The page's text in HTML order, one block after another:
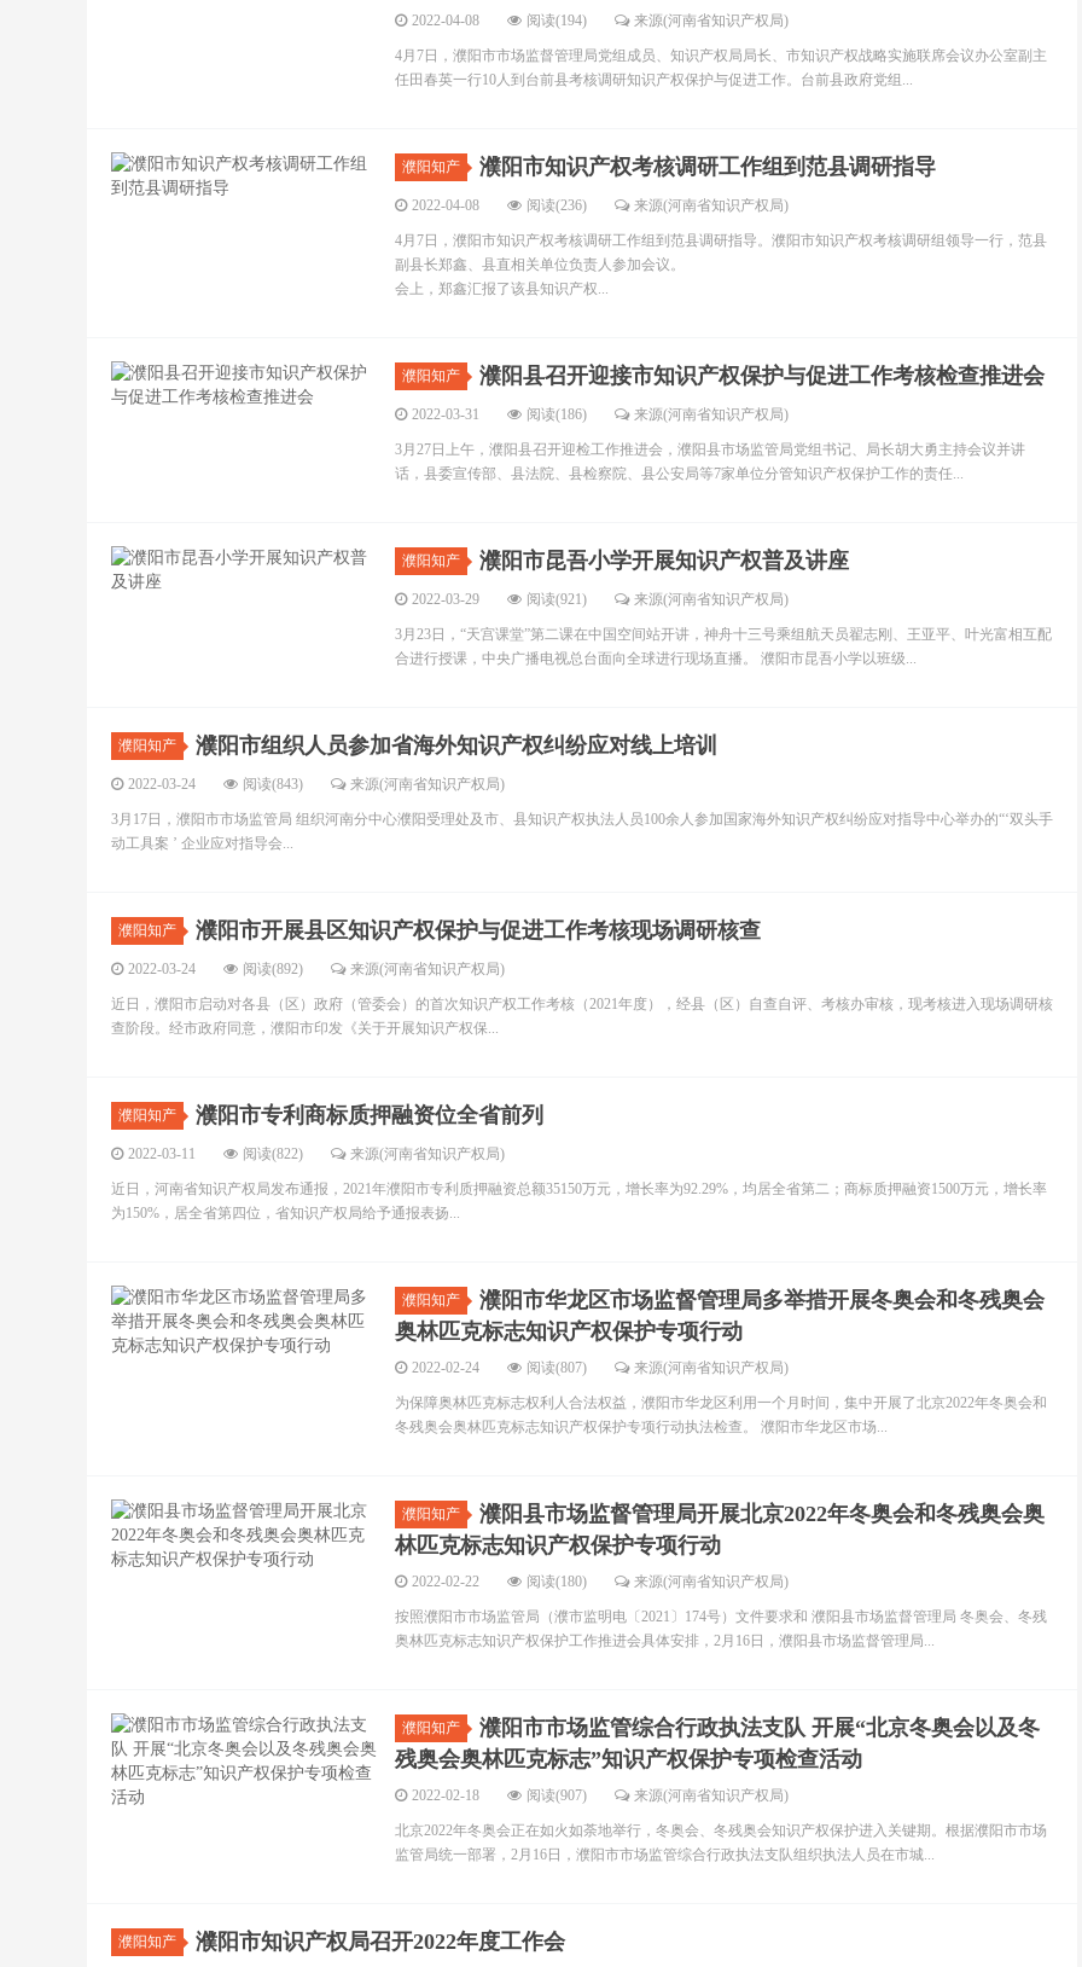
2022-04-08 阅读(194) 来源(河南省知识产权局)
4月7日，濮阳市市场监督管理局党组成员、知识产权局局长、市知识产权战略实施联席会议办公室副主
任田春英一行10人到台前县考核调研知识产权保护与促进工作。台前县政府党组...
濮阳知产 濮阳市知识产权考核调研工作组到范县调研指导
2022-04-08 阅读(236) 来源(河南省知识产权局)
4月7日，濮阳市知识产权考核调研工作组到范县调研指导。濮阳市知识产权考核调研组领导一行，范县
副县长郑鑫、县直相关单位负责人参加会议。
会上，郑鑫汇报了该县知识产权...
濮阳知产 濮阳县召开迎接市知识产权保护与促进工作考核检查推进会
2022-03-31 阅读(186) 来源(河南省知识产权局)
3月27日上午，濮阳县召开迎检工作推进会，濮阳县市场监管局党组书记、局长胡大勇主持会议并讲
话，县委宣传部、县法院、县检察院、县公安局等7家单位分管知识产权保护工作的责任...
濮阳知产 濮阳市昆吾小学开展知识产权普及讲座
2022-03-29 阅读(921) 来源(河南省知识产权局)
3月23日，“天宫课堂”第二课在中国空间站开讲，神舟十三号乘组航天员翟志刚、王亚平、叶光富相互配
合进行授课，中央广播电视总台面向全球进行现场直播。 濮阳市昆吾小学以班级...
濮阳知产 濮阳市组织人员参加省海外知识产权纠纷应对线上培训
2022-03-24 阅读(843) 来源(河南省知识产权局)
3月17日，濮阳市市场监管局 组织河南分中心濮阳受理处及市、县知识产权执法人员100余人参加国家海外知识产权纠纷应对指导中心举办的“‘双头手
动工具案 ’ 企业应对指导会...
濮阳知产 濮阳市开展县区知识产权保护与促进工作考核现场调研核查
2022-03-24 阅读(892) 来源(河南省知识产权局)
近日，濮阳市启动对各县（区）政府（管委会）的首次知识产权工作考核（2021年度），经县（区）自查自评、考核办审核，现考核进入现场调研核
查阶段。经市政府同意，濮阳市印发《关于开展知识产权保...
濮阳知产 濮阳市专利商标质押融资位全省前列
2022-03-11 阅读(822) 来源(河南省知识产权局)
近日，河南省知识产权局发布通报，2021年濮阳市专利质押融资总额35150万元，增长率为92.29%，均居全省第二；商标质押融资1500万元，增长率
为150%，居全省第四位，省知识产权局给予通报表扬...
濮阳知产
濮阳市华龙区市场监督管理局多举措开展冬奥会和冬残奥会
奥林匹克标志知识产权保护专项行动
2022-02-24 阅读(807) 来源(河南省知识产权局)
为保障奥林匹克标志权利人合法权益，濮阳市华龙区利用一个月时间，集中开展了北京2022年冬奥会和
冬残奥会奥林匹克标志知识产权保护专项行动执法检查。 濮阳市华龙区市场...
濮阳知产
濮阳县市场监督管理局开展北京2022年冬奥会和冬残奥会奥
林匹克标志知识产权保护专项行动
2022-02-22 阅读(180) 来源(河南省知识产权局)
按照濮阳市市场监管局（濮市监明电〔2021〕174号）文件要求和 濮阳县市场监督管理局 冬奥会、冬残
奥林匹克标志知识产权保护工作推进会具体安排，2月16日，濮阳县市场监督管理局...
濮阳知产
濮阳市市场监管综合行政执法支队 开展“北京冬奥会以及冬
残奥会奥林匹克标志”知识产权保护专项检查活动
2022-02-18 阅读(907) 来源(河南省知识产权局)
北京2022年冬奥会正在如火如荼地举行，冬奥会、冬残奥会知识产权保护进入关键期。根据濮阳市市场
监管局统一部署，2月16日，濮阳市市场监管综合行政执法支队组织执法人员在市城...
濮阳知产 濮阳市知识产权局召开2022年度工作会